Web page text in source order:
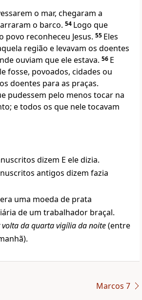
o mar, chegaram a
o barco. 54 Logo que
povo reconheceu Jesus. 55 Eles
região e levavam os doentes
ouviam que ele estava. 56 E
fosse, povoados, cidades ou
doentes para as praças.
pudessem pelo menos tocar na
e todos os que nele tocavam
dizem E ele dizia.
antigos dizem fazia
uma moeda de prata
de um trabalhador braçal.
volta da quarta vigília da noite(entre
Marcos 7